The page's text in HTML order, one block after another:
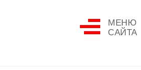
МЕНЮ
САЙТА